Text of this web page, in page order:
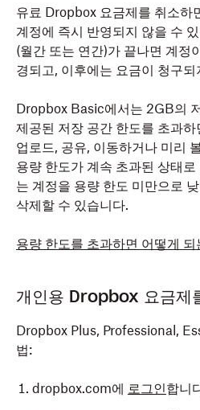
유료 Dropbox 요금제를 취소하
계정에 즉시 반영되지 않을 수
(월간 또는 연간)가 끝나면 계정
경되고, 이후에는 요금이 청구되
Dropbox Basic에서는 2GB의
제공된 저장 공간 한도를 초과
업로드, 공유, 이동하거나 미리
용량 한도가 계속 초과된 상태
는 계정을 용량 한도 미만으로
삭제할 수 있습니다.
용량 한도를 초과하면 어떻게
개인용 Dropbox 요금제
Dropbox Plus, Professional,
법:
dropbox.com에 로그인합니